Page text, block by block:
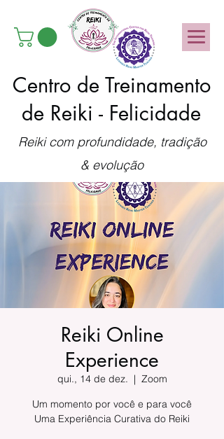
Centro de Treinamento
de Reiki - Felicidade
Reiki com profundidade, tradição
& evolução
Reiki Online
Experience
qui., 14 de dez.
  |
Zoom
Um momento por você e para você
Uma Experiência Curativa do Reiki